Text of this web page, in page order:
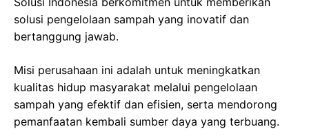
solusi pengelolaan sampah yang inovatif dan
bertanggung jawab.
Misi perusahaan ini adalah untuk meningkatkan
kualitas hidup masyarakat melalui pengelolaan
sampah yang efektif dan efisien, serta mendorong
pemanfaatan kembali sumber daya yang terbuang.